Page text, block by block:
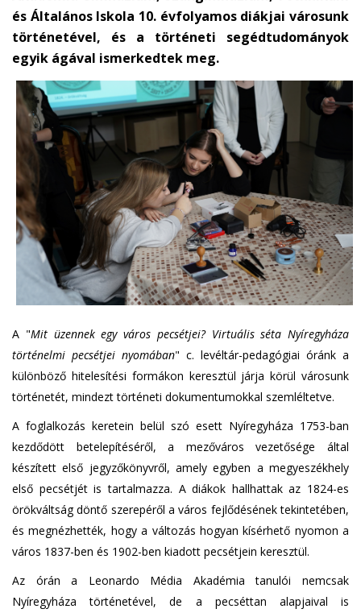
és Általános Iskola 10. évfolyamos diákjai városunk
történetével, és a történeti segédtudományok
egyik ágával ismerkedtek meg.
A "Mit üzennek egy város pecsétjei? Virtuális séta Nyíregyháza
történelmi pecsétjei nyomában" c. levéltár-pedagógiai óránk a
különböző hitelesítési formákon keresztül járja körül városunk
történetét, mindezt történeti dokumentumokkal szemléltetve.
A foglalkozás keretein belül szó esett Nyíregyháza 1753-ban
kezdődött betelepítéséről, a mezőváros vezetősége által
készített első jegyzőkönyvről, amely egyben a megyeszékhely
első pecsétjét is tartalmazza. A diákok hallhattak az 1824-es
örökváltság döntő szerepéről a város fejlődésének tekintetében,
és megnézhették, hogy a változás hogyan kísérhető nyomon a
város 1837-ben és 1902-ben kiadott pecsétjein keresztül.
Az órán a Leonardo Média Akadémia tanulói nemcsak
Nyíregyháza történetével, de a pecséttan alapjaival is